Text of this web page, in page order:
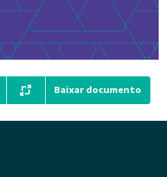
Baixar documento